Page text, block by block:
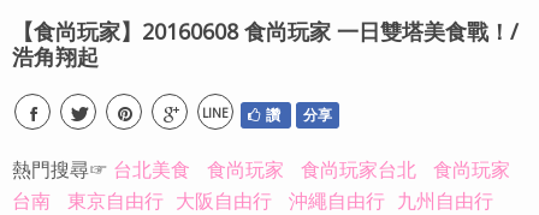
【食尚玩家】20160608 食尚玩家 一日雙塔美食戰！/
浩角翔起
LINE 讚 分享
熱門搜尋☞ 台北美食 食尚玩家 食尚玩家台北
食尚玩家
台南
東京自由行 大阪自由行 沖繩自由行 九州自由行